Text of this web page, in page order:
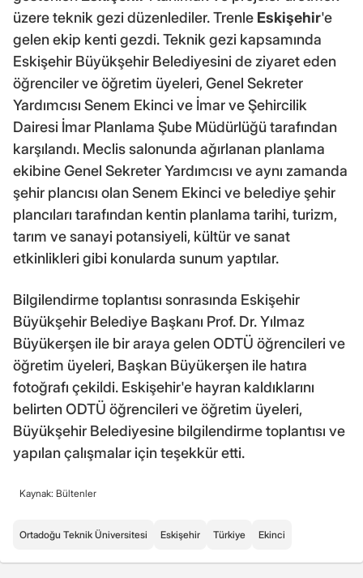
üzere teknik gezi düzenlediler. Trenle Eskişehir'e
gelen ekip kenti gezdi. Teknik gezi kapsamında
Eskişehir Büyükşehir Belediyesini de ziyaret eden
öğrenciler ve öğretim üyeleri, Genel Sekreter
Yardımcısı Senem Ekinci ve İmar ve Şehircilik
Dairesi İmar Planlama Şube Müdürlüğü tarafından
karşılandı. Meclis salonunda ağırlanan planlama
ekibine Genel Sekreter Yardımcısı ve aynı zamanda
şehir plancısı olan Senem Ekinci ve belediye şehir
plancıları tarafından kentin planlama tarihi, turizm,
tarım ve sanayi potansiyeli, kültür ve sanat
etkinlikleri gibi konularda sunum yaptılar.
Bilgilendirme toplantısı sonrasında Eskişehir
Büyükşehir Belediye Başkanı Prof. Dr. Yılmaz
Büyükerşen ile bir araya gelen ODTÜ öğrencileri ve
öğretim üyeleri, Başkan Büyükerşen ile hatıra
fotoğrafı çekildi. Eskişehir'e hayran kaldıklarını
belirten ODTÜ öğrencileri ve öğretim üyeleri,
Büyükşehir Belediyesine bilgilendirme toplantısı ve
yapılan çalışmalar için teşekkür etti.
Kaynak: Bültenler
Ortadoğu Teknik Üniversitesi Eskişehir Türkiye Ekinci